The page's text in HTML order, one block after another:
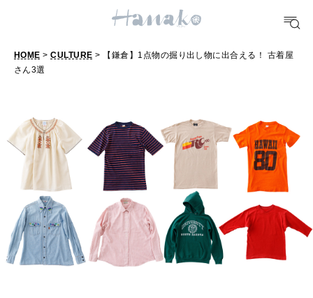
FORTUNE
[12星座別] Monthly Love Holoscope
女神まり愛のタロットメッセージ
算命学がわかる今月のあなた
HEALTH
自分にやさしく
LEARN
知る、考える
MAMA
【
倉
】
点
物
の
掘
HOME >CULTURE > 【鎌倉】1点物の掘り出し物に出合える！ 古着屋
さん3選